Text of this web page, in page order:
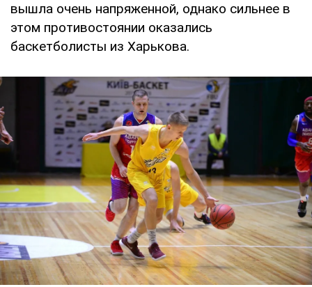
вышла очень напряженной, однако сильнее в
этом противостоянии оказались
баскетболисты из Харькова.